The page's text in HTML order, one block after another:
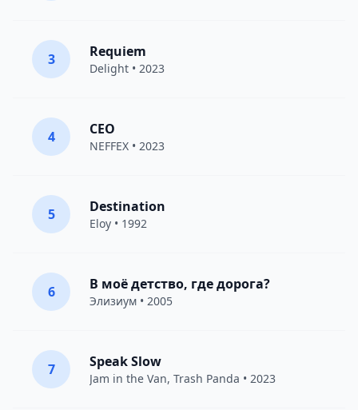
3 Requiem
Delight • 2023
4 CEO
NEFFEX • 2023
5 Destination
Eloy • 1992
6 В моё детство, где дорога?
Элизиум • 2005
7 Speak Slow
Jam in the Van, Trash Panda • 2023